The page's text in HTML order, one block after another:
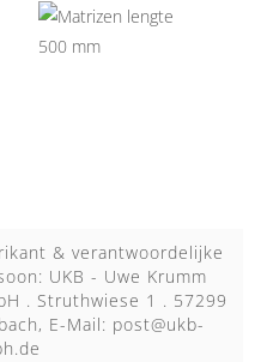
& verantwoordelijke
UKB - Uwe Krumm
. Struthwiese 1 . 57299
E-Mail: post@ukb-